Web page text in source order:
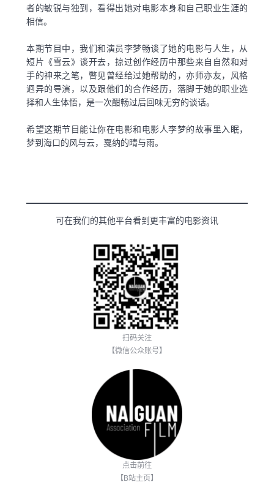
者的敏锐与独到，看得出她对电影本身和自己职业生涯的
相信。
本期节目中，我们和演员李梦畅谈了她的电影与人生，从
短片《雪云》谈开去，掠过创作经历中那些来自自然和对
手的神来之笔，瞥见曾经给过她帮助的，亦师亦友，风格
迥异的导演，以及跟他们的合作经历，落脚于她的职业选
择和人生体悟，是一次酣畅过后回味无穷的谈话。
希望这期节目能让你在电影和电影人李梦的故事里入眠，
梦到海口的风与云，戛纳的晴与雨。
可在我们的其他平台看到更丰富的电影资讯
扫码关注
【微信公众账号】
点击前往
【B站主页】